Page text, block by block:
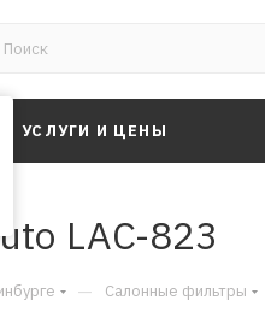
УСЛУГИ И ЦЕНЫ
LAC-823
— Салонные фильтры